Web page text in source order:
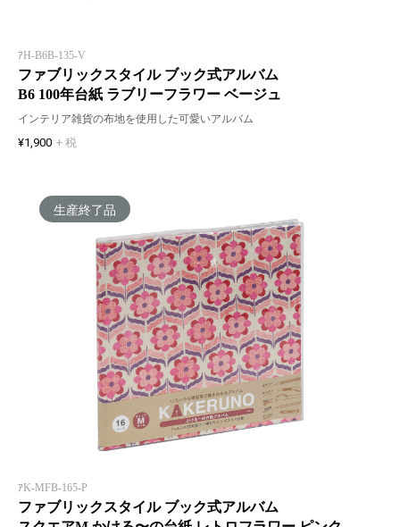
ｱH-B6B-135-V
ファブリックスタイル ブック式アルバム
B6 100年台紙 ラブリーフラワー ベージュ
インテリア雑貨の布地を使用した可愛いアルバム
¥1,900 + 税
生産終了品
ｱK-MFB-165-P
ファブリックスタイル ブック式アルバム